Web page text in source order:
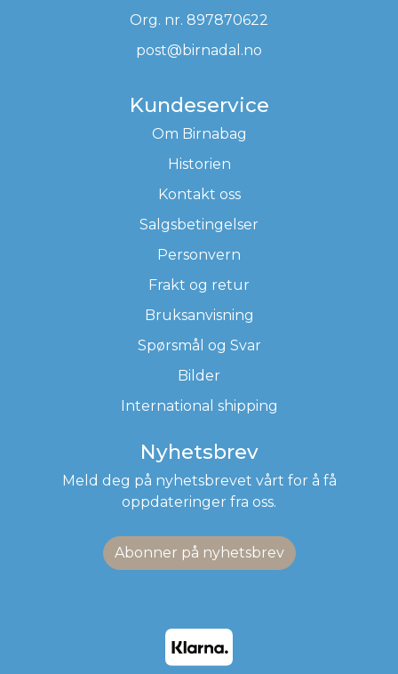
Org. nr. 897870622
post@birnadal.no
Kundeservice
Om Birnabag
Historien
Kontakt oss
Salgsbetingelser
Personvern
Frakt og retur
Bruksanvisning
Spørsmål og Svar
Bilder
International shipping
Nyhetsbrev
Meld deg på nyhetsbrevet vårt for å få
oppdateringer fra oss.
Abonner på nyhetsbrev